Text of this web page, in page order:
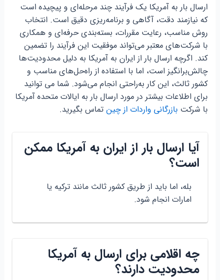
ارسال بار به آمریکا یک فرآیند چند مرحله‌ای و پیچیده است
که نیازمند دقت، آگاهی و برنامه‌ریزی دقیق است. انتخاب
روش مناسب، رعایت مقررات، بسته‌بندی حرفه‌ای و همکاری
با شرکت‌های معتبر می‌تواند موفقیت این فرآیند را تضمین
کند. اگرچه ارسال بار از ایران به آمریکا به دلیل محدودیت‌ها
چالش‌برانگیز است، اما با استفاده از راه‌حل‌های مناسب و
کشور ثالث، این کار به‌راحتی انجام می‌شود. شما می توانید
برای اطلاعات بیشتر در مورد ارسال بار به ایالات متحده آمریکا
با شرکت بازرگانی واردات از چینتماس بگیرید.
آیا ارسال بار از ایران به آمریکا ممکن
است؟
بله، اما باید از طریق کشور ثالث مانند ترکیه یا
امارات انجام شود.
چه اقلامی برای ارسال به آمریکا
محدودیت دارند؟